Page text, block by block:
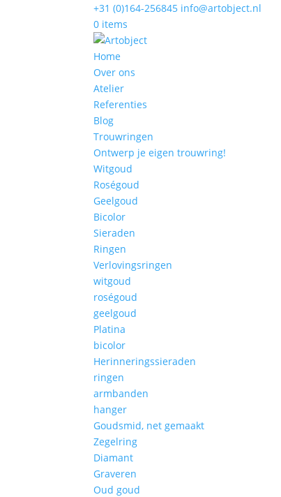
+31 (0)164-256845 info@artobject.nl
0 items
Home
Over ons
Atelier
Referenties
Blog
Trouwringen
Ontwerp je eigen trouwring!
Witgoud
Roségoud
Geelgoud
Bicolor
Sieraden
Ringen
Verlovingsringen
witgoud
roségoud
geelgoud
Platina
bicolor
Herinneringssieraden
ringen
armbanden
hanger
Goudsmid, net gemaakt
Zegelring
Diamant
Graveren
Oud goud